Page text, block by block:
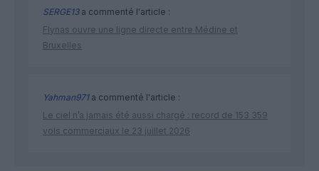
SERGE13a commenté l'article :
Flynas ouvre une ligne directe entre Médine et
Bruxelles
Yahman971a commenté l'article :
Le ciel n’a jamais été aussi chargé : record de 153 359
vols commerciaux le 23 juillet 2026